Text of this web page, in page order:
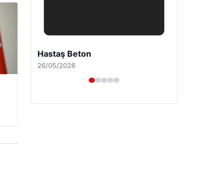
Enes Kaplan Avukatlık Bürosu
28/04/2026